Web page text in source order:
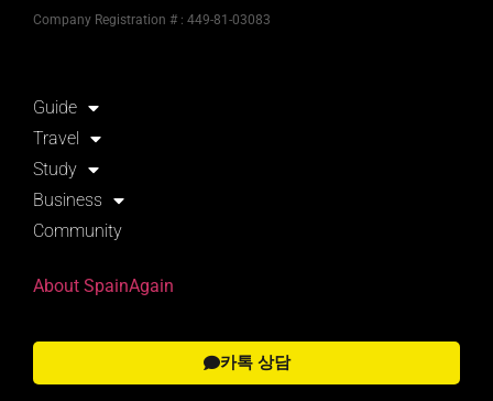
Company Registration # : 449-81-03083
Guide
Travel
Study
Business
Community
About SpainAgain
카톡 상담